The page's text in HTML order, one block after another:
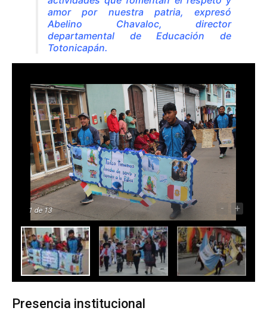
amor por nuestra patria, expresó
Abelino Chavaloc, director
departamental de Educación de
Totonicapán.
1 de 13 - +
Presencia institucional